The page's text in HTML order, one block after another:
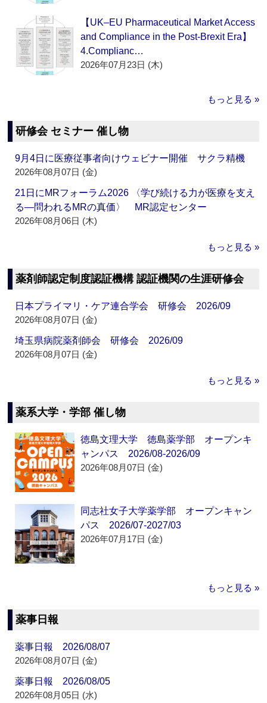
【UK–EU Pharmaceutical Market Access
and Compliance in the Post-Brexit Era】
4.Complianc…
2026年07月23日 (木)
もっと見る »
研修会 セミナー 催し物
9月4日に医療従事者向けウェビナー開催 サクラ精機
2026年08月07日 (金)
21日にMRフォーラム2026 〈学び続ける力が医療を支え
る―問われるMRの真価〉 MR認定センター
2026年08月06日 (木)
もっと見る »
薬剤師認定制度認証機構 認証機関の生涯研修会
日本プライマリ・ケア連合学会 研修会 2026/09
2026年08月07日 (金)
埼玉県病院薬剤師会 研修会 2026/09
2026年08月07日 (金)
もっと見る »
薬系大学・学部 催し物
徳島文理大学 徳島薬学部 オープンキ
ャンパス 2026/08-2026/09
2026年08月07日 (金)
同志社女子大学薬学部 オープンキャン
パス 2026/07-2027/03
2026年07月17日 (金)
もっと見る »
薬事日報
薬事日報 2026/08/07
2026年08月07日 (金)
薬事日報 2026/08/05
2026年08月05日 (水)